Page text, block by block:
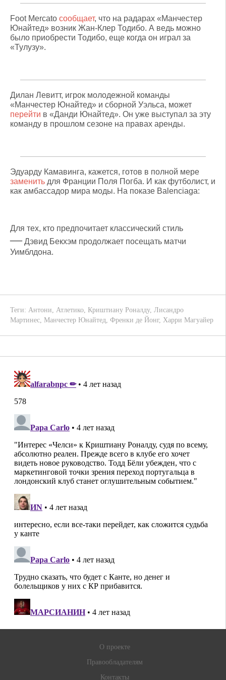
Foot Mercato сообщает, что на радарах «Манчестер
Юнайтед» возник Жан-Клер Тодибо. А ведь можно
было приобрести Тодибо, еще когда он играл за
«Тулузу».
Дилан Левитт, игрок молодежной команды
«Манчестер Юнайтед» и сборной Уэльса, может
перейти в «Данди Юнайтед». Он уже выступал за эту
команду в прошлом сезоне на правах аренды.
Эдуарду Камавинга, кажется, готов в полной мере
заменить для Франции Поля Погба. И как футболист, и
как амбассадор мира моды. На показе Balenciaga:
Для тех, кто предпочитает классический стиль
—Дэвид Бекхэм продолжает посещать матчи
Уимблдона.
Теги: Антони, Атлетико, Криштиану Роналду, Лисандро
Мартинес, Манчестер Юнайтед, Френки де Йонг, Харри Магуайер
О проекте
Правообладателям
Контакты